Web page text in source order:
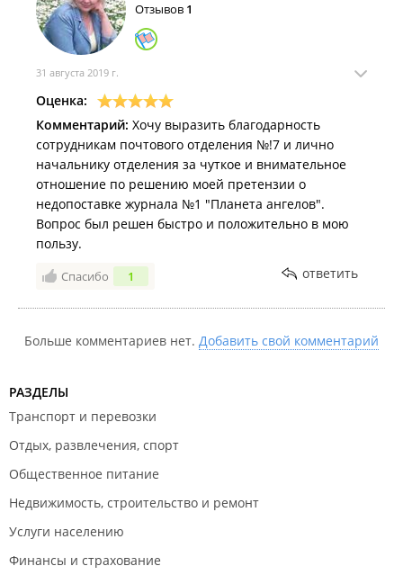
Отзывов 1
31 августа 2019 г.
Оценка:
Комментарий: Хочу выразить благодарность
сотрудникам почтового отделения №!7 и лично
начальнику отделения за чуткое и внимательное
отношение по решению моей претензии о
недопоставке журнала №1 "Планета ангелов".
Вопрос был решен быстро и положительно в мою
пользу.
Спасибо 1 ответить
Больше комментариев нет. Добавить свой комментарий
РАЗДЕЛЫ
Транспорт и перевозки
Отдых, развлечения, спорт
Общественное питание
Недвижимость, строительство и ремонт
Услуги населению
Финансы и страхование